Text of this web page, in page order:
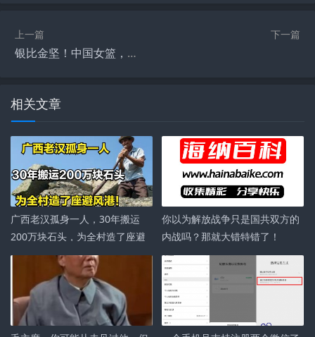
上一篇
银比金坚！中国女篮，亚军！
下一篇
相关文章
广西老汉孤身一人，30年搬运
200万块石头，为全村造了座避
风港！
你以为解放战争只是国共双方的
内战吗？那就大错特错了！